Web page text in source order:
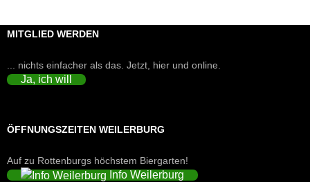
MITGLIED WERDEN
... nichts einfacher als das. Jetzt, hier und online.
Ja, ich will
ÖFFNUNGSZEITEN WEILERBURG
Auf zu Rottenburgs höchstem Biergarten!
Info Weilerburg